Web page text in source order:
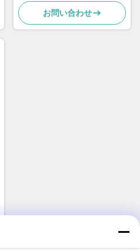
お問い合わせ